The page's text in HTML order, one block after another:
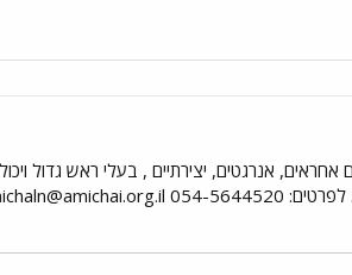
אחראים, אנרגטים, יצירתיים , בעלי ראש גדול
5644520